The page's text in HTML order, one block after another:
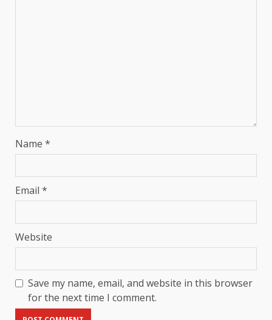
Name *
Email *
Website
Save my name, email, and website in this browser
for the next time I comment.